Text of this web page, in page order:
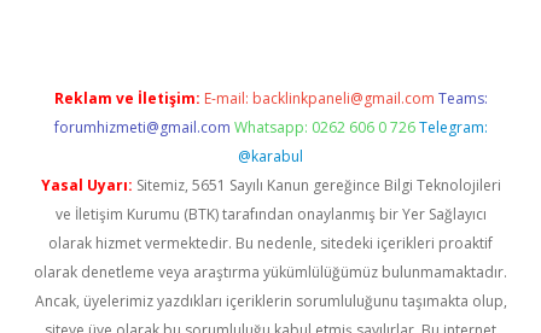
Reklam ve İletişim: E-mail: backlinkpaneli@gmail.com Teams:
forumhizmeti@gmail.com Whatsapp: 0262 606 0 726 Telegram:
@karabul
Yasal Uyarı: Sitemiz, 5651 Sayılı Kanun gereğince Bilgi Teknolojileri
ve İletişim Kurumu (BTK) tarafından onaylanmış bir Yer Sağlayıcı
olarak hizmet vermektedir. Bu nedenle, sitedeki içerikleri proaktif
olarak denetleme veya araştırma yükümlülüğümüz bulunmamaktadır.
Ancak, üyelerimiz yazdıkları içeriklerin sorumluluğunu taşımakta olup,